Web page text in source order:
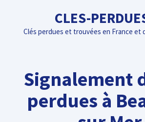
contenu
CLES-
Clés perdues et trouvées en France et
Signalement
perdues à